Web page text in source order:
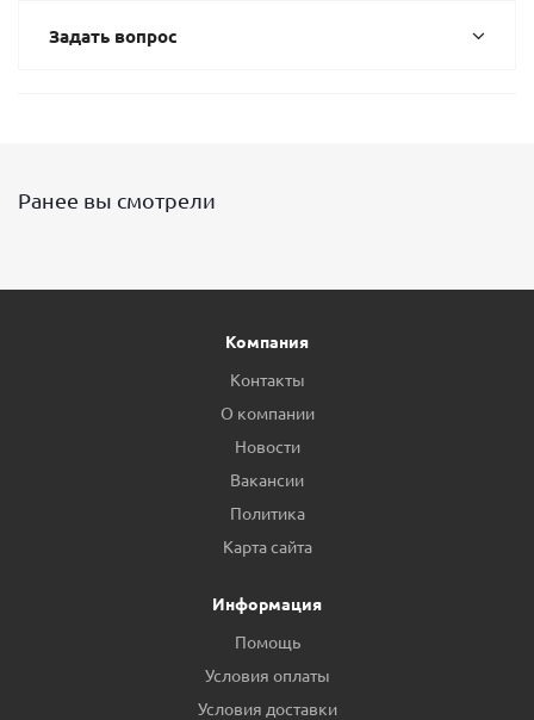
Задать вопрос
Ранее вы смотрели
Компания
Контакты
О компании
Новости
Вакансии
Политика
Карта сайта
Информация
Помощь
Условия оплаты
Условия доставки